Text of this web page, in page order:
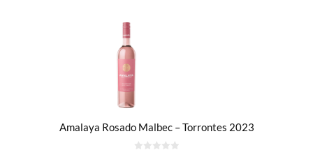
Amalaya Rosado Malbec – Torrontes 2023